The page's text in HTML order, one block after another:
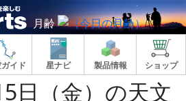
月齢
イド 星ナビ 製品情報 ショップ
日（金）の天文